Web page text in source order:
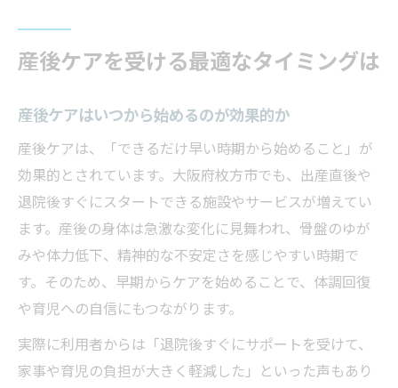
産後ケアを受ける最適なタイミングは
産後ケアはいつから始めるのが効果的か
産後ケアは、「できるだけ早い時期から始めること」が
効果的とされています。大阪府枚方市でも、出産直後や
退院後すぐにスタートできる施設やサービスが増えてい
ます。産後の身体は急激な変化に見舞われ、骨盤のゆが
みや体力低下、精神的な不安定さを感じやすい時期で
す。そのため、早期からケアを始めることで、体調回復
や育児への自信にもつながります。
実際に利用者からは「退院後すぐにサポートを受けて、
家事や育児の負担が大きく軽減した」といった声もあり